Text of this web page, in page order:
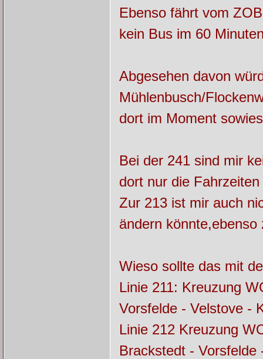
Ebenso fährt vom
kein Bus im 60
Abgesehen davon
Mühlenbusch/
dort im Moment
Bei der 241 sind mir
dort nur die
Zur 213 ist mir auch
ändern könnte,ebenso
Wieso sollte das mit
Linie 211: Kreuzung
Vorsfelde - Velstove -
Linie 212 Kreuzung
Brackstedt -